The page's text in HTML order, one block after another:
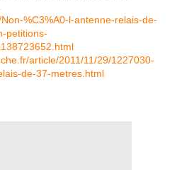
%C3%A0-l-antenne-relais-de-
petitions-
article/2011/11/29/1227030-
de-37-metres.html